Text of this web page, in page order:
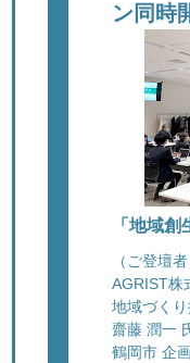
ン同時
「地域創
（ご登壇者
AGRIST株
地域づく
齋藤 潤一
鶴岡市 企